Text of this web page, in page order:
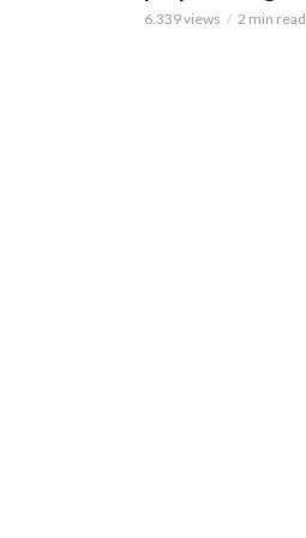
6.339 views 2 min read